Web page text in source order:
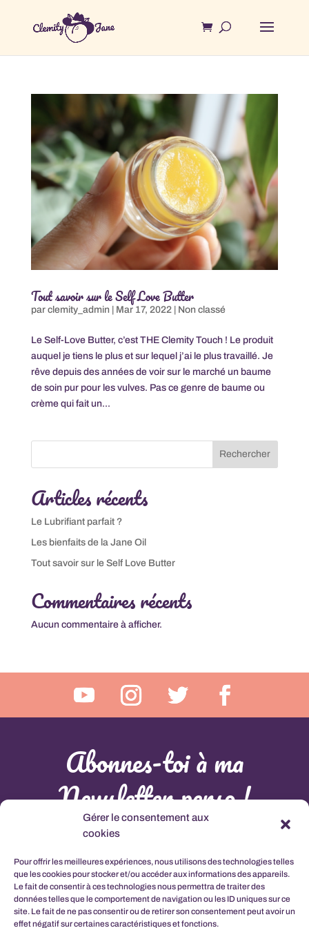
Gérer le consentement aux
cookies
Pour offrir les meilleures expériences, nous utilisons des technologies telles
que les cookies pour stocker et/ou accéder aux informations des appareils.
Le fait de consentir à ces technologies nous permettra de traiter des
données telles que le comportement de navigation ou les ID uniques sur ce
site. Le fait de ne pas consentir ou de retirer son consentement peut avoir un
effet négatif sur certaines caractéristiques et fonctions.
Tout savoir sur le Self Love Butter
par clemity_admin | Mar 17, 2022| Non classé
Le Self-Love Butter, c’est THE Clemity Touch ! Le produit
auquel je tiens le plus et sur lequel j’ai le plus travaillé. Je
rêve depuis des années de voir sur le marché un baume
de soin pur pour les vulves. Pas ce genre de baume ou
crème qui fait un...
Rechercher
Articles récents
Le Lubrifiant parfait ?
Les bienfaits de la Jane Oil
Tout savoir sur le Self Love Butter
Commentaires récents
Aucun commentaire à afficher.
Abonnes-toi à ma
Newsletter perso !